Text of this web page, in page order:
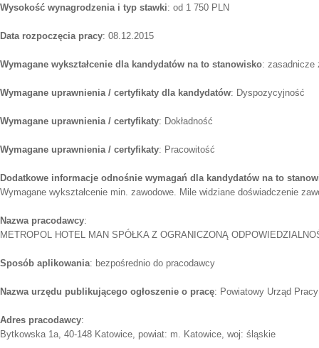
Wysokość wynagrodzenia i typ stawki: od 1 750 PLN
Data rozpoczęcia pracy: 08.12.2015
Wymagane wykształcenie dla kandydatów na to stanowisko: zasadnicze
Wymagane uprawnienia / certyfikaty dla kandydatów: Dyspozycyjność
Wymagane uprawnienia / certyfikaty: Dokładność
Wymagane uprawnienia / certyfikaty: Pracowitość
Dodatkowe informacje odnośnie wymagań dla kandydatów na to
Wymagane wykształcenie min. zawodowe. Mile widziane doświadczenie
Nazwa pracodawcy:
METROPOL HOTEL MAN SPÓŁKA Z OGRANICZONĄ
Sposób aplikowania: bezpośrednio do pracodawcy
Nazwa urzędu publikującego ogłoszenie o pracę: Powiatowy Urząd
Adres pracodawcy:
Bytkowska 1a, 40-148 Katowice, powiat: m. Katowice, woj: śląskie